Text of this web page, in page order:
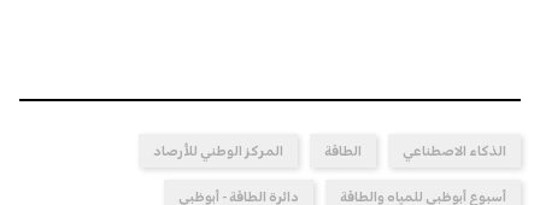
الذكاء الاصطناعي الطاقة المركز الوطني للأرصاد
أسبوع أبوظبي للمياه والطاقة دائرة الطاقة - أبوظبي